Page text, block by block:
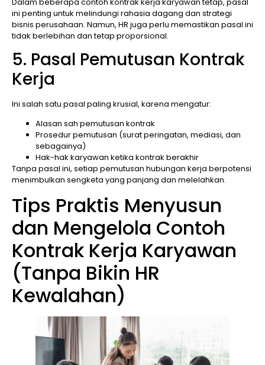
ini penting untuk melindungi rahasia dagang dan strategi
bisnis perusahaan. Namun, HR juga perlu memastikan pasal ini
tidak berlebihan dan tetap proporsional.
5. Pasal Pemutusan Kontrak
Kerja
Ini salah satu pasal paling krusial, karena mengatur:
Alasan sah pemutusan kontrak
Prosedur pemutusan (surat peringatan, mediasi, dan
sebagainya)
Hak-hak karyawan ketika kontrak berakhir
Tanpa pasal ini, setiap pemutusan hubungan kerja berpotensi
menimbulkan sengketa yang panjang dan melelahkan.
Tips Praktis Menyusun
dan Mengelola Contoh
Kontrak Kerja Karyawan
(Tanpa Bikin HR
Kewalahan)